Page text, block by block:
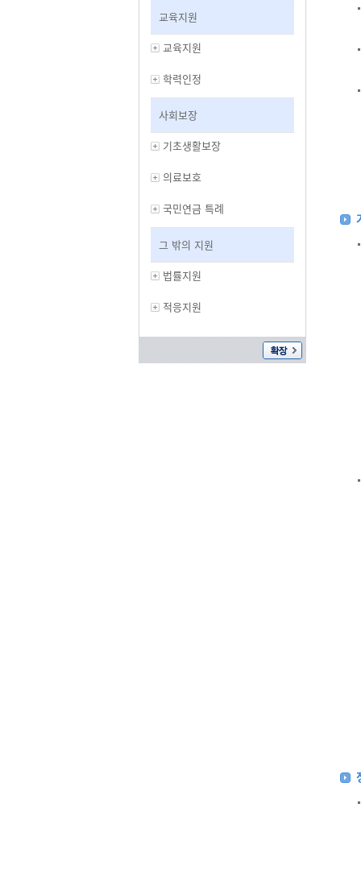
교육지원
교육지원
학력인정
사회보장
기초생활보장
의료보호
국민연금 특례
그 밖의 지원
법률지원
적응지원